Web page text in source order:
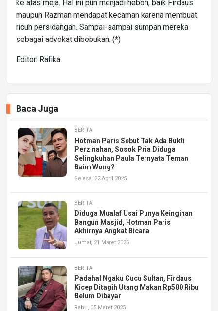
ke atas meja. Hal ini pun menjadi heboh, baik Firdaus
maupun Razman mendapat kecaman karena membuat
ricuh persidangan. Sampai-sampai sumpah mereka
sebagai advokat dibebukan. (*)
Editor: Rafika
Baca Juga
BERITA
Hotman Paris Sebut Tak Ada Bukti
Perzinahan, Sosok Pria Diduga
Selingkuhan Paula Ternyata Teman
Baim Wong?
Selasa, 22 April 2025
BERITA
Diduga Mualaf Usai Punya Keinginan
Bangun Masjid, Hotman Paris
Akhirnya Angkat Bicara
Jumat, 21 Maret 2025
BERITA
Padahal Ngaku Cucu Sultan, Firdaus
Kicep Ditagih Utang Makan Rp500 Ribu
Belum Dibayar
Rabu, 05 Maret 2025